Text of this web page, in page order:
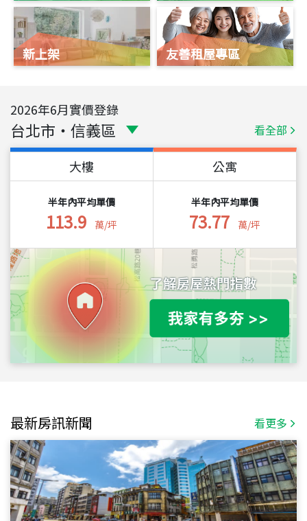
新上架 友善租屋專區
2026年6月實價登錄
台北市 ・ 信義區 看全部
大樓
半年內平均單價
113.9 萬/坪
公寓
半年內平均單價
73.77 萬/坪
最新房訊新聞 看更多